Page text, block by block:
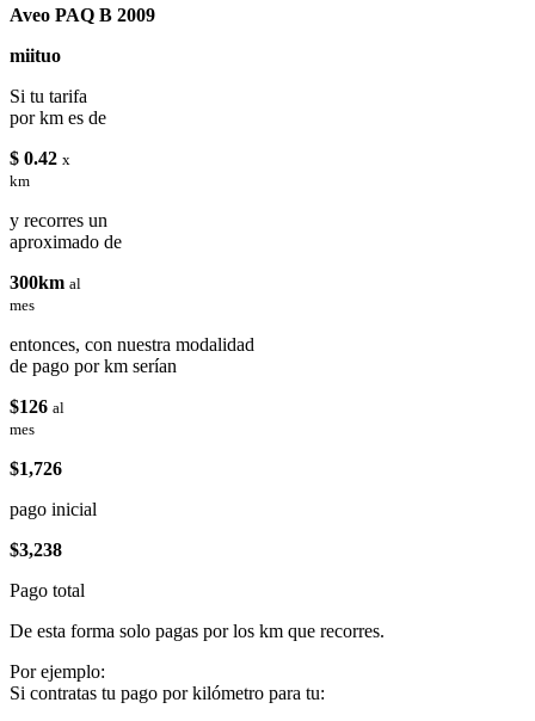
Aveo PAQ B 2009
miituo
Si tu tarifa
por km es de
$ 0.42 x
km
y recorres un
aproximado de
300km al
mes
entonces, con nuestra modalidad
de pago por km serían
$126 al
mes
$1,726
pago inicial
$3,238
Pago total
De esta forma solo pagas por los km que recorres.
Por ejemplo:
Si contratas tu pago por kilómetro para tu: